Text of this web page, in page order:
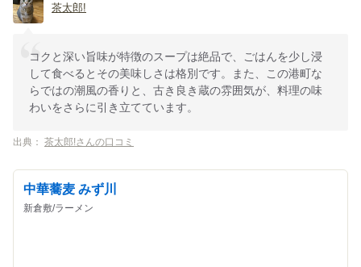
茶太郎!
コクと深い旨味が特徴のスープは絶品で、ごはんを少し浸
して食べるとその美味しさは格別です。また、この港町な
らではの潮風の香りと、古き良き蔵の雰囲気が、料理の味
わいをさらに引き立てています。
出典： 茶太郎!さんの口コミ
中華蕎麦 みず川
新倉敷/ラーメン